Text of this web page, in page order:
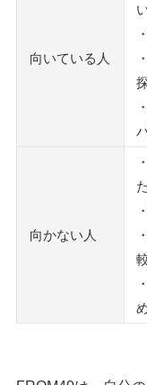
向いている人
向かない人